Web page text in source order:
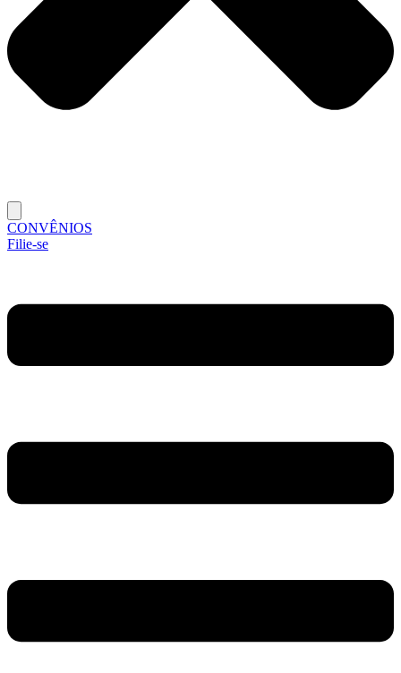
CONVÊNIOS
Filie-se